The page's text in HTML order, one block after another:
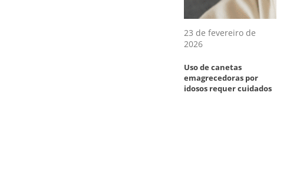
23 de fevereiro de
2026
Uso de canetas
emagrecedoras por
idosos requer cuidados